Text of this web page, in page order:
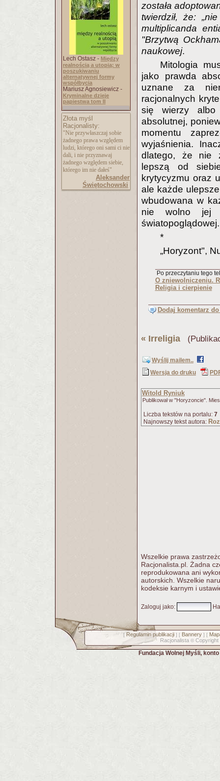
Lech Ostasz - Między
realnością a utopią: w
poszukiwaniu
alternatywnej formy
współbycia
Mariusz Agnosiewicz -
Kryminalne dzieje
papiestwa tom II
Złota myśl
Racjonalisty:
"Nie przywłaszczaj sobie
żadnego prawa względem
ludzi, którego oni sami ci nie
dali, i nie przyznawaj
żadnego względem siebie,
którego im nie dałeś"
Aleksander
Świętochowski
została
twierdził, że:
multiplicanda
"Brzytwą
naukowej.
Mitologia
jako prawda
uznane za
racjonalnych
się wierzy albo
absolutnej,
momentu
wyjaśnienia.
dlatego, że nie
lepszą od
krytycyzmu oraz
ale każde
wbudowana w
nie wolno jej
światopoglądowej.
*
„Horyzont",
Po przeczytaniu tego
O zniewolniczeniu.
Religia i cierpienie
Dodaj komentarz
« Irreligia
Wyślij mailem..
Wersja do druku
Witold Ryniuk
Publikował w "Horyzoncie".
Liczba tekstów na portalu: 7
Najnowszy tekst autora:
Wszelkie prawa
Racjonalista.pl. Żadna
reprodukowana ani
autorskich. Wszelkie
kodeksie karnym i
Zaloguj jako:
[ Regulamin publikacji] [ Bannery] [
Racjonalista © Copyright
Fundacja Wolnej Myśli,